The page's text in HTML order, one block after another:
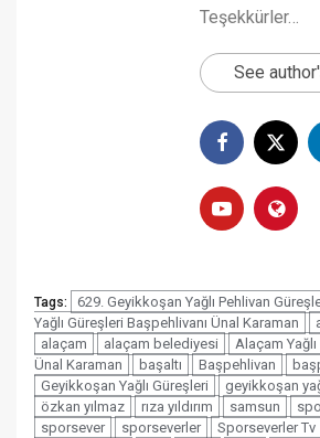
Teşekkürler…
See
Tags: 629. Geyikkoşan Yağlı Pehlivan
Yağlı Güreşleri Başpehlivanı Ünal Karaman
alaçam
alaçam belediyesi
Alaçam
Ünal Karaman
başaltı Başpehlivan
Geyikkoşan Yağlı Güreşleri
geyikkoşan
özkan yılmaz
rıza yıldırım samsun
sporsever
sporseverler Sporseverler Tv